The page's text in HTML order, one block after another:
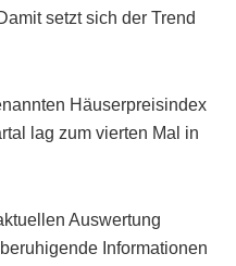
setzt sich der Trend
Häuserpreisindex
lag zum vierten Mal in
Auswertung
Informationen